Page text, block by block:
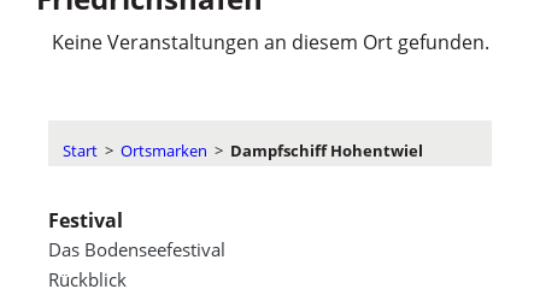
Keine Veranstaltungen an diesem Ort gefunden.
Start> Ortsmarken > Dampfschiff Hohentwiel
Festival
Das Bodenseefestival
Rückblick